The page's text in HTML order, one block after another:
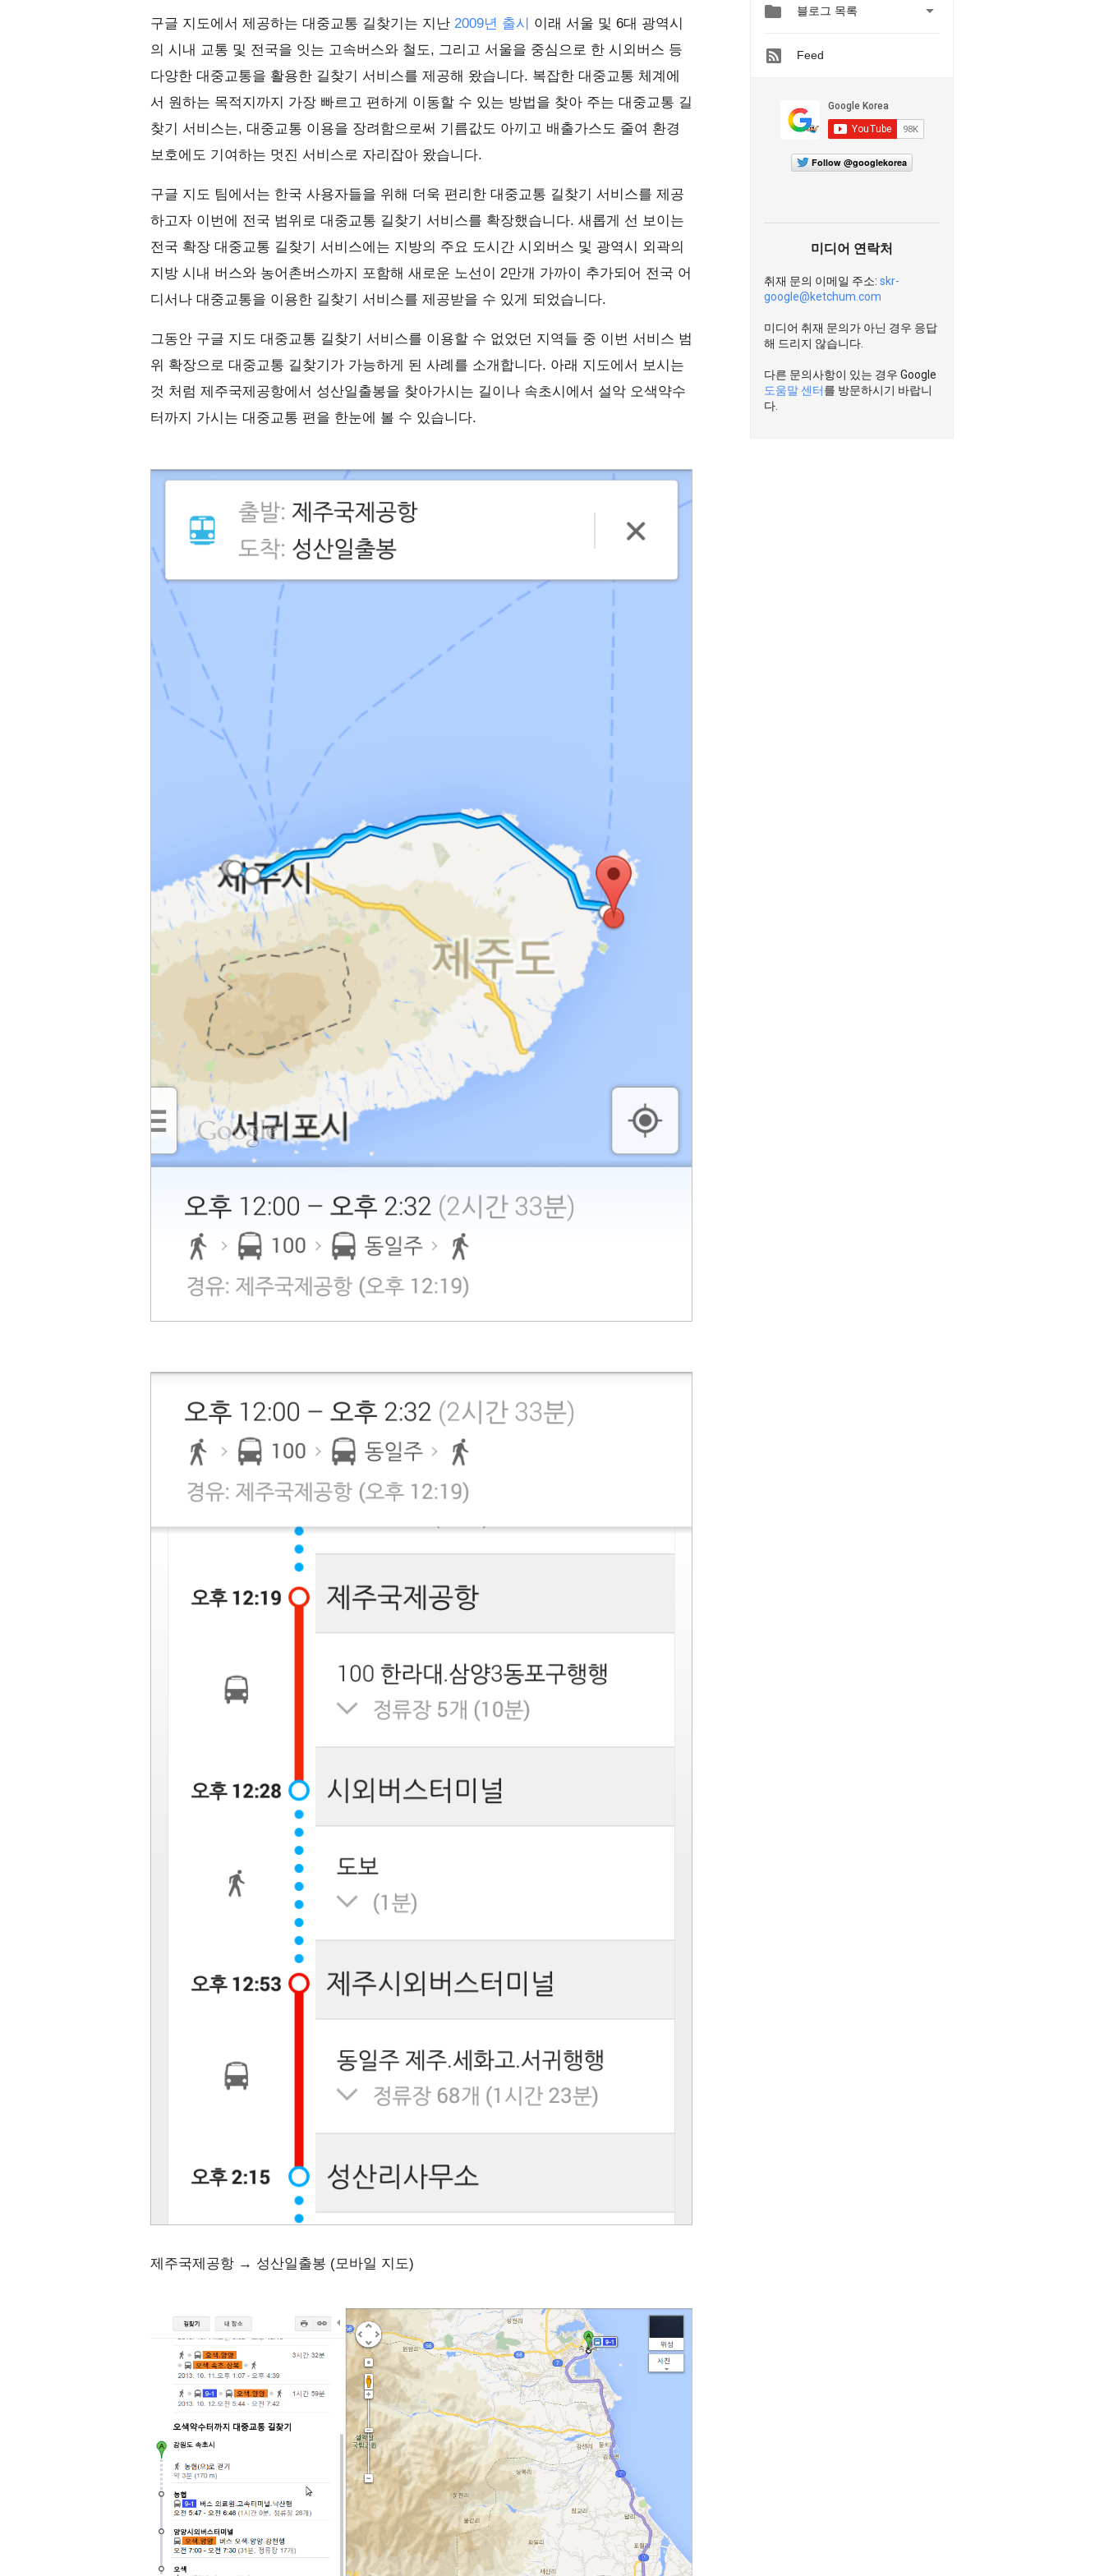
구글 지도에서 제공하는 대중교통 길찾기는 지난 2009년 출시 이래 서울 및 6대 광역시
의 시내 교통 및 전국을 잇는 고속버스와 철도, 그리고 서울을 중심으로 한 시외버스 등
다양한 대중교통을 활용한 길찾기 서비스를 제공해 왔습니다. 복잡한 대중교통 체계에
서 원하는 목적지까지 가장 빠르고 편하게 이동할 수 있는 방법을 찾아 주는 대중교통 길
찾기 서비스는, 대중교통 이용을 장려함으로써 기름값도 아끼고 배출가스도 줄여 환경
보호에도 기여하는 멋진 서비스로 자리잡아 왔습니다.
구글 지도 팀에서는 한국 사용자들을 위해 더욱 편리한 대중교통 길찾기 서비스를 제공
하고자 이번에 전국 범위로 대중교통 길찾기 서비스를 확장했습니다. 새롭게 선 보이는
전국 확장 대중교통 길찾기 서비스에는 지방의 주요 도시간 시외버스 및 광역시 외곽의
지방 시내 버스와 농어촌버스까지 포함해 새로운 노선이 2만개 가까이 추가되어 전국 어
디서나 대중교통을 이용한 길찾기 서비스를 제공받을 수 있게 되었습니다.
그동안 구글 지도 대중교통 길찾기 서비스를 이용할 수 없었던 지역들 중 이번 서비스 범
위 확장으로 대중교통 길찾기가 가능하게 된 사례를 소개합니다. 아래 지도에서 보시는
것 처럼 제주국제공항에서 성산일출봉을 찾아가시는 길이나 속초시에서 설악 오색약수
터까지 가시는 대중교통 편을 한눈에 볼 수 있습니다.
제주국제공항 → 성산일출봉 (모바일 지도)
 블로그 목록 
Feed
Follow @googlekorea
미디어 연락처
취재 문의 이메일 주소: skr-
google@ketchum.com
미디어 취재 문의가 아닌 경우 응답
해 드리지 않습니다.
다른 문의사항이 있는 경우 Google
도움말 센터를 방문하시기 바랍니
다.